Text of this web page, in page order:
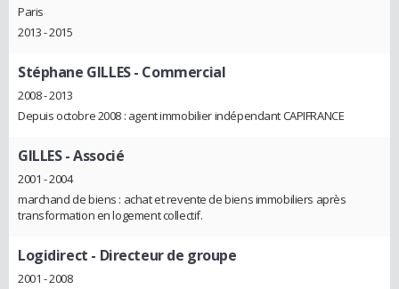
Paris
2013 - 2015
Stéphane GILLES- Commercial
2008 - 2013
Depuis octobre 2008 : agent immobilier indépendant CAPIFRANCE
GILLES- Associé
2001 - 2004
marchand de biens : achat et revente de biens immobiliers après
transformation en logement collectif.
Logidirect - Directeur de groupe
2001 - 2008